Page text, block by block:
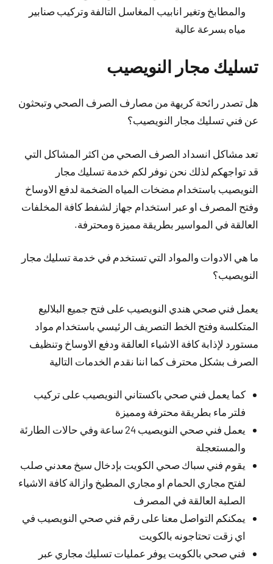
والمطابخ وتغير انابيب المغاسل التالفة وتركيب صنابير
مياه بسرعة عالية
تسليك مجار النويصيب
هل تصدر رائحة كريهة من مصارف الصرف الصحي وتبحثون
عن فني تسليك مجار النويصيب؟
تعد مشاكل انسداد الصرف الصحي من اكثر المشاكل التي
قد تواجهكم لذلك نحن نوفر لكم خدمة تسليك مجار
النويصيب باستخدام مضخات المياه الضخمة لدفع الاوساخ
وفتح المصرف او عبر استخدام جهاز لشفط كافة المخلفات
العالقة في المواسير بطريقة مميزة ومحترفة.
ما هي الادوات والمواد التي تستخدم في خدمة تسليك مجار
النويصيب؟
يعمل فني صحي هندي النويصيب على فتح جميع البلاليع
المتكلسة وفتح الخط التصريف الرئيسي باستخدام مواد
مستورد لإذابة كافة الاشياء العالقة ودفع الاوساخ وتنظيف
الصرف بشكل محترف كما اننا نقدم الخدمات التالية
كما يعمل فني صحي باكستاني النويصيب على تركيب
فلتر ماء بطريقة محترفة ومميزة
يعمل فني صحي النويصيب 24 ساعة وفي حالات الطارئة
والمستعجلة
يقوم فني سباك صحي الكويت بإدخال سيخ معدني صلب
لفتح مجاري الحمام او مجاري المطبخ وازالة كافة الاشياء
الصلبة العالقة في المصرف
يمكنكم التواصل معنا على رقم فني صحي النويصيب في
اي زقت تحتاجونه بالكويت
فني صحي بالكويت يوفر عمليات تسليك مجاري عبر